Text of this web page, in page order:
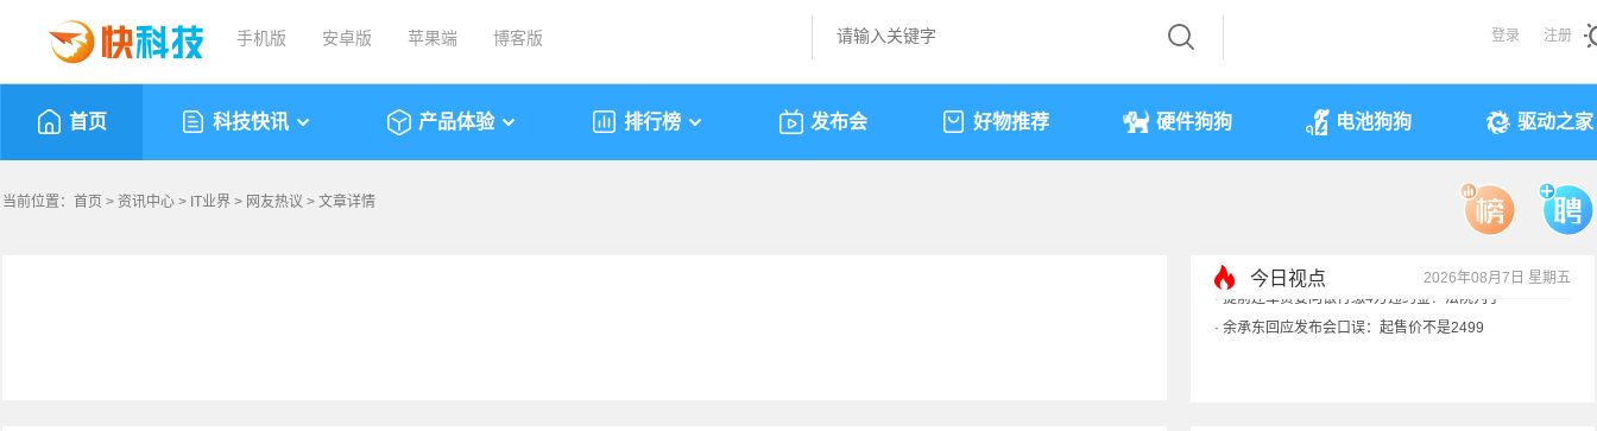
手机版 安卓版 苹果端 博客版 登录 注册
首页 科技快讯 产品体验 排行榜 发布会 好物推荐 硬件狗狗 电池狗狗 驱动之家
当前位置： 首页 > 资讯中心 > IT业界 > 网友热议 > 文章详情
今日视点 2026年08月7日 星期五